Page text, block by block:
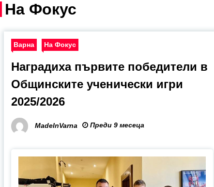
На Фокус
Варна На Фокус
Наградиха първите победители в
Общинските ученически игри
2025/2026
MadeInVarna Преди 9 месеца